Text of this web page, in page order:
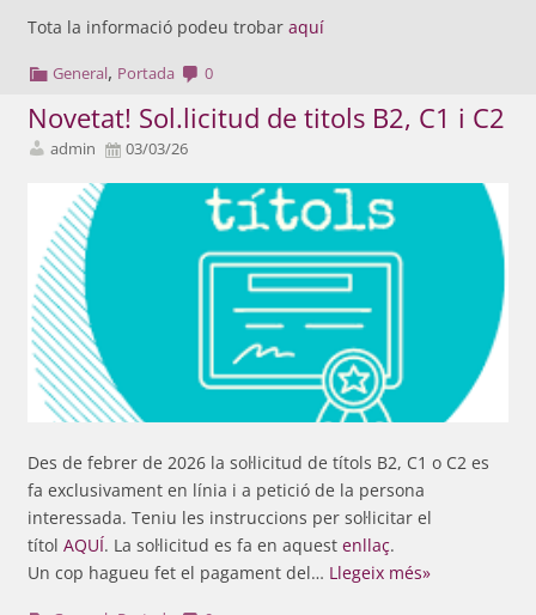
Tota la informació podeu trobar aquí
General, Portada 0
Novetat! Sol.licitud de titols B2, C1 i C2
admin 03/03/26
Des de febrer de 2026 la sol·licitud de títols B2, C1 o C2 es
fa exclusivament en línia i a petició de la persona
interessada. Teniu les instruccions per sol·licitar el
títol AQUÍ. La sol·licitud es fa en aquest enllaç.
Un cop hagueu fet el pagament del… Llegeix més»